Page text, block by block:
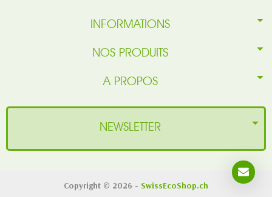
INFORMATIONS
NOS PRODUITS
A PROPOS
NEWSLETTER
Copyright © 2026 - SwissEcoShop.ch